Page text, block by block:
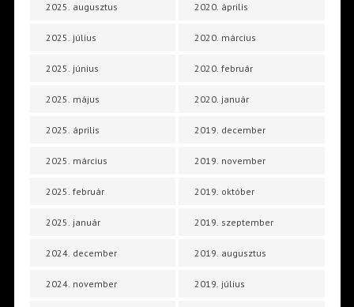
2025. augusztus
2025. július
2025. június
2025. május
2025. április
2025. március
2025. február
2025. január
2024. december
2024. november
2020. április
2020. március
2020. február
2020. január
2019. december
2019. november
2019. október
2019. szeptember
2019. augusztus
2019. július